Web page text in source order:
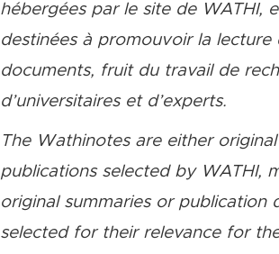
hébergées par le site de WATHI,
destinées à promouvoir la lecture
documents, fruit du travail de
d’universitaires et d’experts.
The Wathinotes are either
publications selected by WATHI,
original summaries or publication
selected for their relevance for